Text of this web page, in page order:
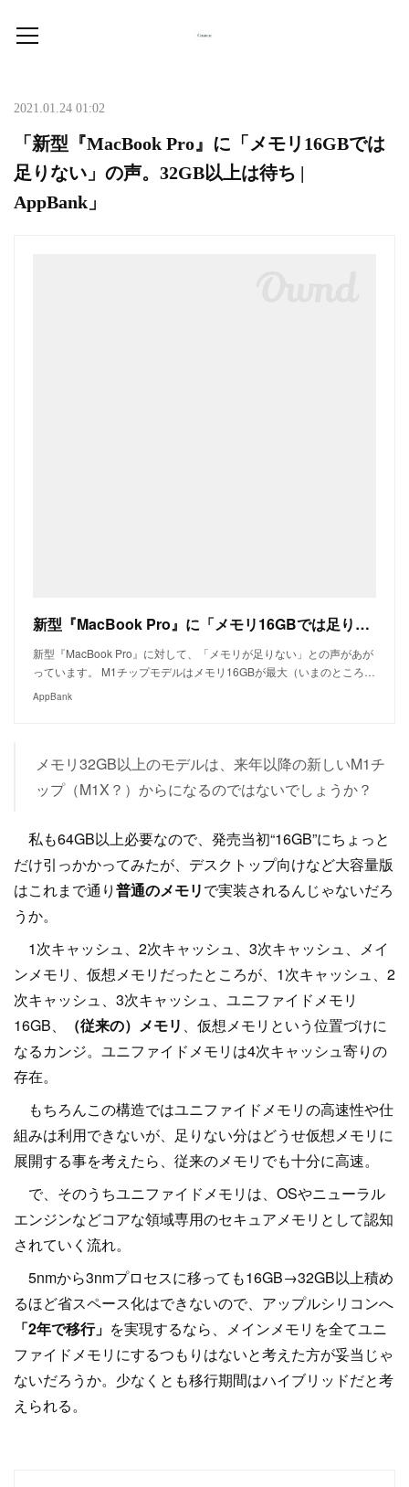
2021.01.24 01:02
「新型『MacBook Pro』に「メモリ16GBでは
足りない」の声。32GB以上は待ち |
AppBank」
新型『MacBook Pro』に「メモリ16GBでは足りない」の声。32GB以上は待ち | AppBank
新型『MacBook Pro』に対して、「メモリが足りない」との声があが
っています。 M1チップモデルはメモリ16GBが最大（いまのところ…
AppBank
メモリ32GB以上のモデルは、来年以降の新しいM1チ
ップ（M1X？）からになるのではないでしょうか？
私も64GB以上必要なので、発売当初“16GB”にちょっと
だけ引っかかってみたが、デスクトップ向けなど大容量版
はこれまで通り普通のメモリで実装されるんじゃないだろ
うか。
1次キャッシュ、2次キャッシュ、3次キャッシュ、メイ
ンメモリ、仮想メモリだったところが、1次キャッシュ、2
次キャッシュ、3次キャッシュ、ユニファイドメモリ
16GB、
（従来の）メモリ 、仮想メモリという位置づけに
なるカンジ。ユニファイドメモリは4次キャッシュ寄りの
存在。
もちろんこの構造ではユニファイドメモリの高速性や仕
組みは利用できないが、足りない分はどうせ仮想メモリに
展開する事を考えたら、従来のメモリでも十分に高速。
で、そのうちユニファイドメモリは、OSやニューラル
エンジンなどコアな領域専用のセキュアメモリとして認知
されていく流れ。
5nmから3nmプロセスに移っても16GB→32GB以上積め
るほど省スペース化はできないので、アップルシリコンへ
「2年で移行」 を実現するなら、メインメモリを全てユニ
ファイドメモリにするつもりはないと考えた方が妥当じゃ
ないだろうか。少なくとも移行期間はハイブリッドだと考
えられる。